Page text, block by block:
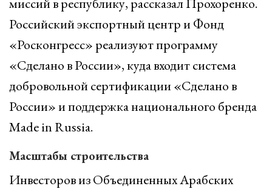
Российский экспортный центр и Фонд
«Росконгресс» реализуют программу
«Сделано в России», куда входит система
добровольной сертификации «Сделано в
России» и поддержка национального бренда
Made in Russia.
Масштабы строительства
Инвесторов из Объединенных Арабских